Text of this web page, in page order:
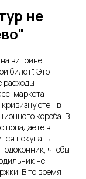
не
витрине
билет". Это
расходы
маркета
стен в
короба. В
попадаете в
покупать
чтобы
не
В то время